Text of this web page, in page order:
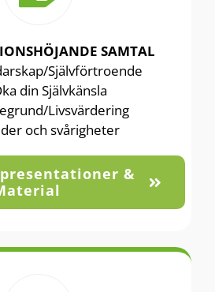
SAMTAL
Självförtroende
din Självkänsla
Livsvärdering
och svårigheter
&